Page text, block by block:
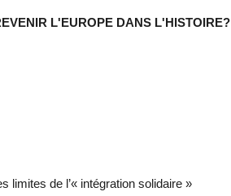
L'EUROPE DANS L'HISTOIRE?
limites de l’« intégration solidaire »